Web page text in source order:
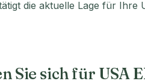
die aktuelle Lage für Ihre
Sie sich für USA